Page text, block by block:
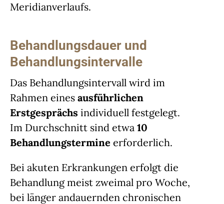
Meridianverlaufs.
Behandlungsdauer und
Behandlungsintervalle
Das Behandlungsintervall wird im
Rahmen einesausführlichen
Erstgesprächs individuell festgelegt.
Im Durchschnitt sind etwa10
Behandlungstermine erforderlich.
Bei akuten Erkrankungen erfolgt die
Behandlung meist zweimal pro Woche,
bei länger andauernden chronischen